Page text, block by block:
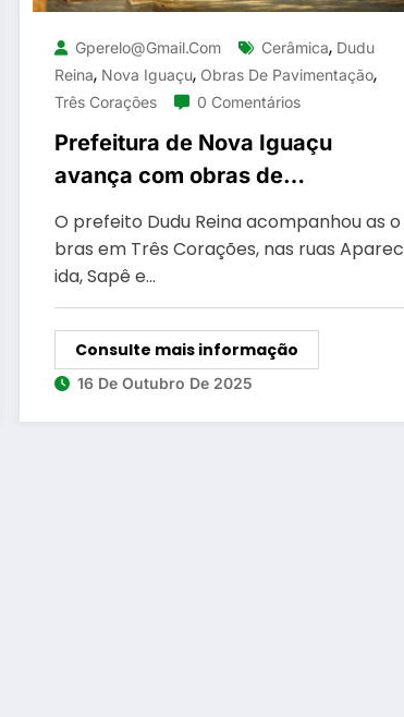
Gperelo@gmail.com Cerâmica, Dudu
Reina, Nova Iguaçu, Obras De Pavimentação,
Três Corações 0 Comentários
Prefeitura de Nova Iguaçu
avança com obras de
pavimentação nos bairros
Cerâmica e Três Corações
O prefeito Dudu Reina acompanhou as o
bras em Três Corações, nas ruas Aparec
ida, Sapê e…
Consulte mais informação
16 De Outubro De 2025